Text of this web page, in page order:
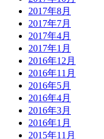
2017年8月
2017年7月
2017年4月
2017年1月
2016年12月
2016年11月
2016年5月
2016年4月
2016年3月
2016年1月
2015年11月